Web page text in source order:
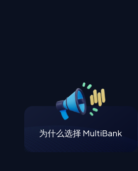
为什么选择 MultiBank